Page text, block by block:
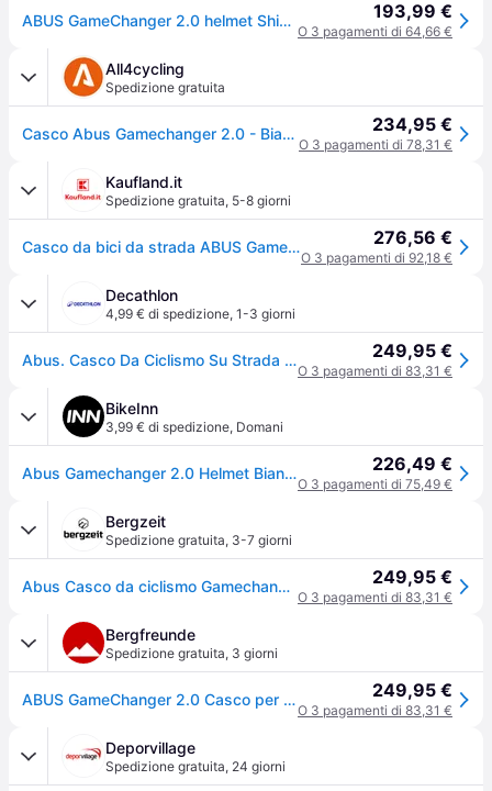
ABUS GameChanger 2.0 helmet Shiny White 193,99 €
O 3 pagamenti di 64,66 €
All4cycling
Spedizione gratuita
Casco Abus Gamechanger 2.0 - Bianco 51-55 / Bianco 234,95 €
O 3 pagamenti di 78,31 €
Kaufland.it
Spedizione gratuita, 5-8 giorni
Casco da bici da strada ABUS GameChanger 2.0 - Casco aero ad alte prestazioni con aerodinamica e ventilazione ottimizzate - per uomo e donna - bianco, taglia M (54-58 cm) 276,56 €
O 3 pagamenti di 92,18 €
Decathlon
4,99 € di spedizione, 1-3 giorni
Abus. Casco Da Ciclismo Su Strada Gamechanger 2.0, Bianco Caschi Ritiro Gratis - grigiobianco - 57 - 61 249,95 €
O 3 pagamenti di 83,31 €
BikeInn
3,99 € di spedizione, Domani
Abus Gamechanger 2.0 Helmet Bianco M 226,49 €
O 3 pagamenti di 75,49 €
Bergzeit
Spedizione gratuita, 3-7 giorni
Abus Casco da ciclismo Gamechanger 2.0 - Bianco 249,95 €
O 3 pagamenti di 83,31 €
Bergfreunde
Spedizione gratuita, 3 giorni
ABUS GameChanger 2.0 Casco per bici (57-61 cm - L, grigio) - Grigio 249,95 €
O 3 pagamenti di 83,31 €
Deporvillage
Spedizione gratuita, 24 giorni